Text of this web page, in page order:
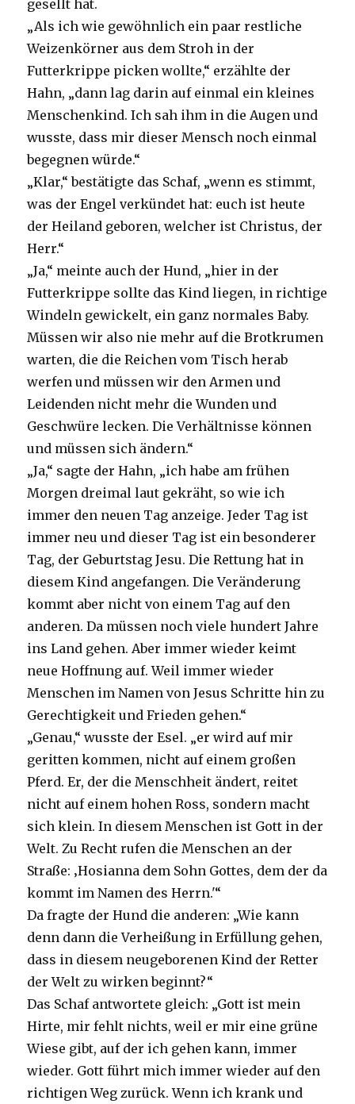
gesellt hat.
„Als ich wie gewöhnlich ein paar restliche
Weizenkörner aus dem Stroh in der
Futterkrippe picken wollte,“ erzählte der
Hahn, „dann lag darin auf einmal ein kleines
Menschenkind. Ich sah ihm in die Augen und
wusste, dass mir dieser Mensch noch einmal
begegnen würde.“
„Klar,“ bestätigte das Schaf, „wenn es stimmt,
was der Engel verkündet hat: euch ist heute
der Heiland geboren, welcher ist Christus, der
Herr.“
„Ja,“ meinte auch der Hund, „hier in der
Futterkrippe sollte das Kind liegen, in richtige
Windeln gewickelt, ein ganz normales Baby.
Müssen wir also nie mehr auf die Brotkrumen
warten, die die Reichen vom Tisch herab
werfen und müssen wir den Armen und
Leidenden nicht mehr die Wunden und
Geschwüre lecken. Die Verhältnisse können
und müssen sich ändern.“
„Ja,“ sagte der Hahn, „ich habe am frühen
Morgen dreimal laut gekräht, so wie ich
immer den neuen Tag anzeige. Jeder Tag ist
immer neu und dieser Tag ist ein besonderer
Tag, der Geburtstag Jesu. Die Rettung hat in
diesem Kind angefangen. Die Veränderung
kommt aber nicht von einem Tag auf den
anderen. Da müssen noch viele hundert Jahre
ins Land gehen. Aber immer wieder keimt
neue Hoffnung auf. Weil immer wieder
Menschen im Namen von Jesus Schritte hin zu
Gerechtigkeit und Frieden gehen.“
„Genau,“ wusste der Esel. „er wird auf mir
geritten kommen, nicht auf einem großen
Pferd. Er, der die Menschheit ändert, reitet
nicht auf einem hohen Ross, sondern macht
sich klein. In diesem Menschen ist Gott in der
Welt. Zu Recht rufen die Menschen an der
Straße: ‚Hosianna dem Sohn Gottes, dem der da
kommt im Namen des Herrn.'“
Da fragte der Hund die anderen: „Wie kann
denn dann die Verheißung in Erfüllung gehen,
dass in diesem neugeborenen Kind der Retter
der Welt zu wirken beginnt?“
Das Schaf antwortete gleich: „Gott ist mein
Hirte, mir fehlt nichts, weil er mir eine grüne
Wiese gibt, auf der ich gehen kann, immer
wieder. Gott führt mich immer wieder auf den
richtigen Weg zurück. Wenn ich krank und